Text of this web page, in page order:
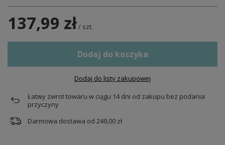
137,99 zł/ szt.
Dodaj do koszyka
Dodaj do listy zakupowej
Łatwy zwrot towaru w ciągu 14dni od zakupu bez podania
przyczyny
Darmowa dostawa od 249,00 zł